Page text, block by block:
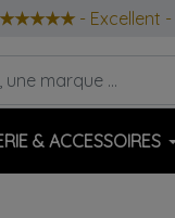
★★★★★ - Excellent -
& ACCESSOIRES